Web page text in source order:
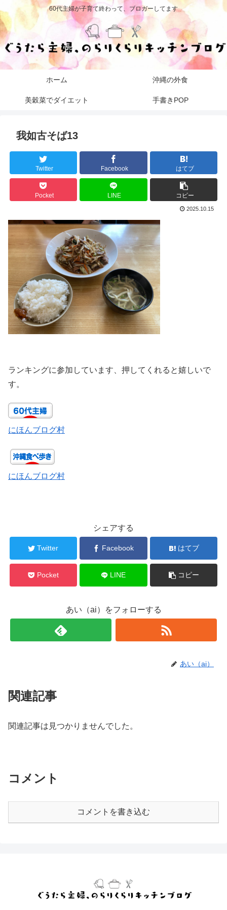
60代主婦が子育て終わって、ブロガーしてます
ホーム 沖縄の外食
美穀菜でダイエット 手書きPOP
我如古そば13
Twitter Facebook はてブ
Pocket LINE コピー
2025.10.15
ランキングに参加しています、押してくれると嬉しいで
す。
にほんブログ村
にほんブログ村
シェアする
Twitter Facebook はてブ
Pocket LINE コピー
あい（ai）をフォローする
あい（ai）
関連記事
関連記事は見つかりませんでした。
コメント
コメントを書き込む